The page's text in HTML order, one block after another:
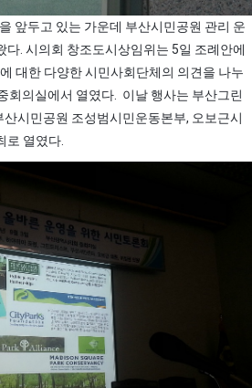
앞두고 있는 가운데 부산시민공원 관리 운
다. 시의회 창조도시상임위는 5일 조례안에
대한 다양한 시민사회단체의 의견을 나누
회의실에서 열였다. 이날 행사는 부산그린
시민공원 조성범시민운동본부, 오보근시
로 열였다.